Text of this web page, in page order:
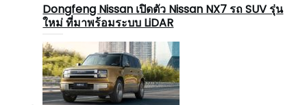
Dongfeng Nissan เปิดตัว Nissan NX7 รถ SUV รุ่น
ใหม่ ที่มาพร้อมระบบ LiDAR